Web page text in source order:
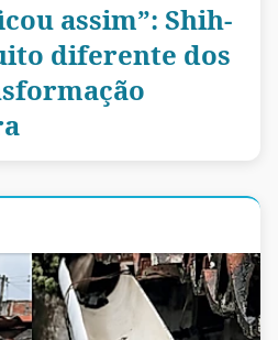
assim”: Shih-
diferente dos